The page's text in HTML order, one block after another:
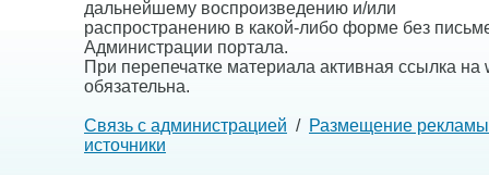
дальнейшему воспроизведению и/или
распространению в какой-либо форме без
Администрации портала.
При перепечатке материала активная ссылка на
обязательна.
Связь с администрацией / Размещение рекламы
источники